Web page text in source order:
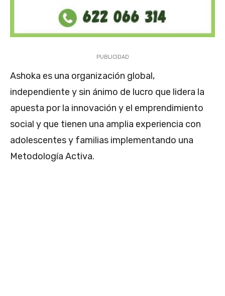
PUBLICIDAD
Ashoka es una organización global,
independiente y sin ánimo de lucro que lidera la
apuesta por la innovación y el emprendimiento
social y que tienen una amplia experiencia con
adolescentes y familias implementando una
Metodología Activa.